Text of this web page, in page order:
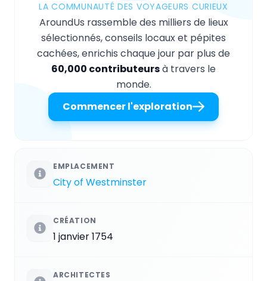
LA COMMUNAUTÉ DES VOYAGEURS CURIEUX
AroundUs rassemble des milliers de lieux
sélectionnés, conseils locaux et pépites
cachées, enrichis chaque jour par plus de
60,000 contributeursà travers le
monde.
Commencer l'exploration
EMPLACEMENT
City of Westminster
CRÉATION
1 janvier 1754
ARCHITECTES